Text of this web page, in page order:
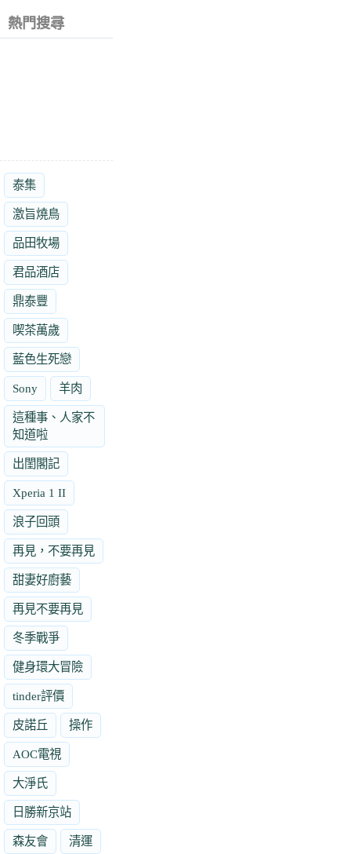
熱門搜尋
泰集
激旨燒鳥
品田牧場
君品酒店
鼎泰豐
喫茶萬歲
藍色生死戀
Sony 羊肉
這種事、人家不
知道啦
出閨閣記
Xperia 1 II
浪子回頭
再見，不要再見
甜妻好廚藝
再見不要再見
冬季戰爭
健身環大冒險
tinder評價
皮諾丘 操作
AOC電視
大淨氏
日勝新京站
森友會 清運